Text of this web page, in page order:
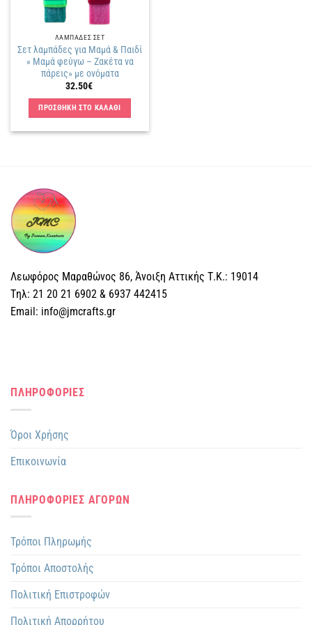
ΛΑΜΠΑΔΕΣ ΣΕΤ
Σετ λαμπάδες για Μαμά & Παιδί
« Μαμά φεύγω – Ζακέτα να
πάρεις» με ονόματα
32.50€
ΠΡΟΣΘΗΚΗ ΣΤΟ ΚΑΛΑΘΙ
Λεωφόρος Μαραθώνος 86, Άνοιξη Αττικής Τ.Κ.: 19014
Tηλ: 21 20 21 6902 & 6937 442415
Email: info@jmcrafts.gr
ΠΛΗΡΟΦΟΡΙΕΣ
Όροι Χρήσης
Επικοινωνία
ΠΛΗΡΟΦΟΡΙΕΣ ΑΓΟΡΩΝ
Τρόποι Πληρωμής
Τρόποι Αποστολής
Πολιτική Επιστροφών
Πολιτική Απορρήτου